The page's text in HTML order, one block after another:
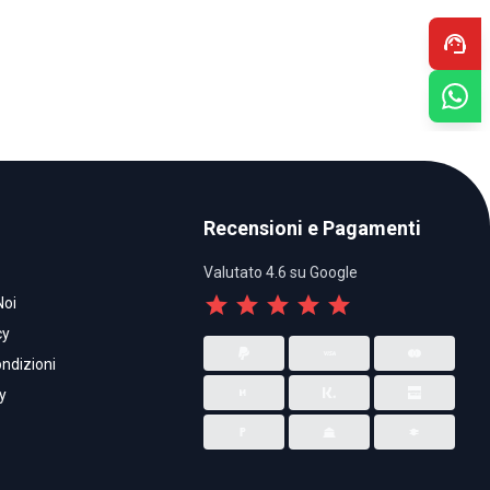
Recensioni e Pagamenti
Valutato 4.6 su Google
star star star star star
support_agent